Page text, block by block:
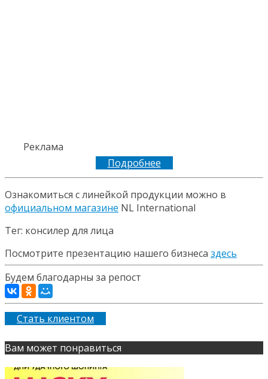
Реклама
Подробнее
Ознакомиться с линейкой продукции можно в
официальном магазине NL International
Тег: консилер для лица
Посмотрите презентацию нашего бизнеса здесь
Будем благодарны за репост
Стать клиентом
Вам может понравиться